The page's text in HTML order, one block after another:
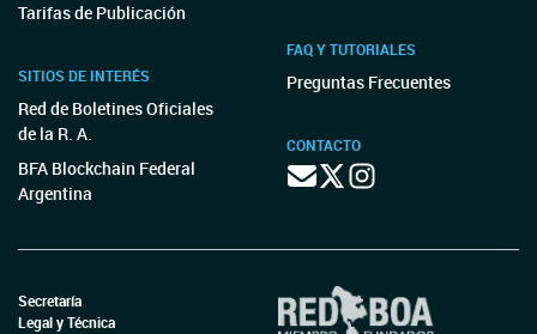
Tarifas de Publicación
SITIOS DE INTERÉS
Red de Boletines Oficiales
de la R. A.
BFA Blockchain Federal
Argentina
FAQ Y TUTORIALES
Preguntas Frecuentes
CONTACTO
Secretaría
Legal y Técnica